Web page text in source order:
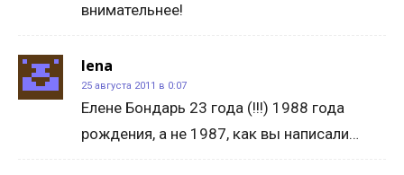
внимательнее!
lena
25 августа 2011 в 0:07
Елене Бондарь 23 года (!!!) 1988 года
рождения, а не 1987, как вы написали…